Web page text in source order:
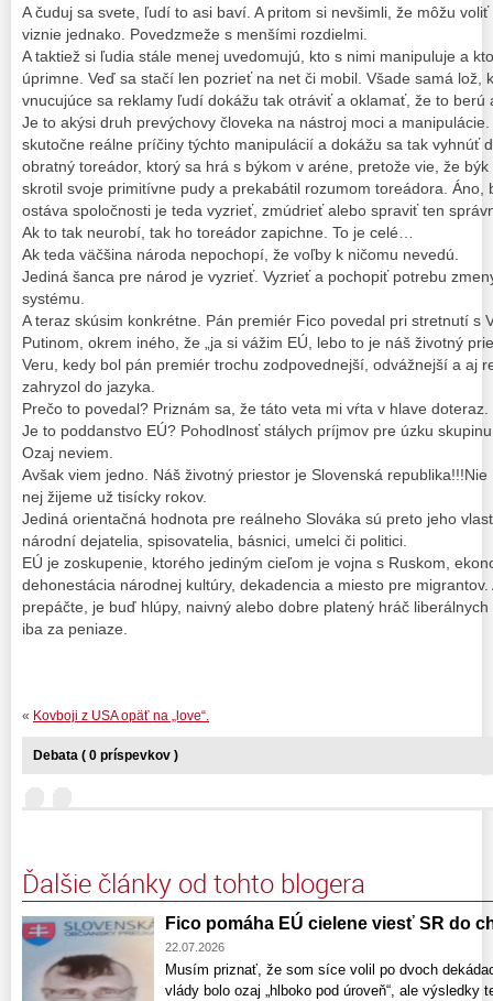
A čuduj sa svete, ľudí to asi baví. A pritom si nevšimli, že môžu
viznie jednako. Povedzmeže s menšími rozdielmi.
A taktiež si ľudia stále menej uvedomujú, kto s nimi manipuluje a
úprimne. Veď sa stačí len pozrieť na net či mobil. Všade samá lož,
vnucujúce sa reklamy ľudí dokážu tak otráviť a oklamať, že to berú
Je to akýsi druh prevýchovy človeka na nástroj moci a
skutočne reálne príčiny týchto manipulácií a dokážu sa tak vyhnúť
obratný toreádor, ktorý sa hrá s býkom v aréne, pretože vie, že
skrotil svoje primitívne pudy a prekabátil rozumom toreádora. Áno,
ostáva spoločnosti je teda vyzrieť, zmúdrieť alebo spraviť ten
Ak to tak neurobí, tak ho toreádor zapichne. To je celé…
Ak teda väčšina národa nepochopí, že voľby k ničomu nevedú.
Jediná šanca pre národ je vyzrieť. Vyzrieť a pochopiť potrebu
systému.
A teraz skúsim konkrétne. Pán premiér Fico povedal pri stretnutí s
Putinom, okrem iného, že „ja si vážim EÚ, lebo to je náš životný
Veru, kedy bol pán premiér trochu zodpovednejší, odvážnejší a aj
zahryzol do jazyka.
Prečo to povedal? Priznám sa, že táto veta mi vŕta v hlave doteraz.
Je to poddanstvo EÚ? Pohodlnosť stálych príjmov pre úzku
Ozaj neviem.
Avšak viem jedno. Náš životný priestor je Slovenská
nej žijeme už tisícky rokov.
Jediná orientačná hodnota pre reálneho Slováka sú preto jeho
národní dejatelia, spisovatelia, básnici, umelci či politici.
EÚ je zoskupenie, ktorého jediným cieľom je vojna s Ruskom,
dehonestácia národnej kultúry, dekadencia a miesto pre
prepáčte, je buď hlúpy, naivný alebo dobre platený hráč
iba za peniaze.
« Kovboji z USA opäť na „love“.
Debata ( 0 príspevkov )
Ďalšie články od tohto blogera
Fico pomáha EÚ cielene viesť SR do
22.07.2026
Musím priznať, že som síce volil po dvoch
vlády bolo ozaj „hlboko pod úroveň“, ale